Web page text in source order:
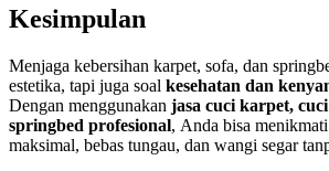
Kesimpulan
Menjaga kebersihan karpet, sofa, dan
estetika, tapi juga soal kesehatan dan
Dengan menggunakan jasa cuci karpet,
springbed profesional, Anda bisa
maksimal, bebas tungau, dan wangi segar